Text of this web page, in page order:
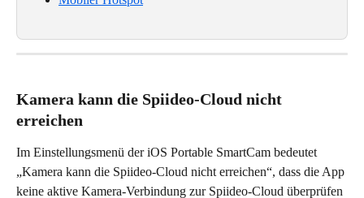
Kamera kann die Spiideo-Cloud nicht
erreichen
Im Einstellungsmenü der iOS Portable SmartCam bedeutet
„Kamera kann die Spiideo-Cloud nicht erreichen“, dass die App
keine aktive Kamera-Verbindung zur Spiideo-Cloud überprüfen